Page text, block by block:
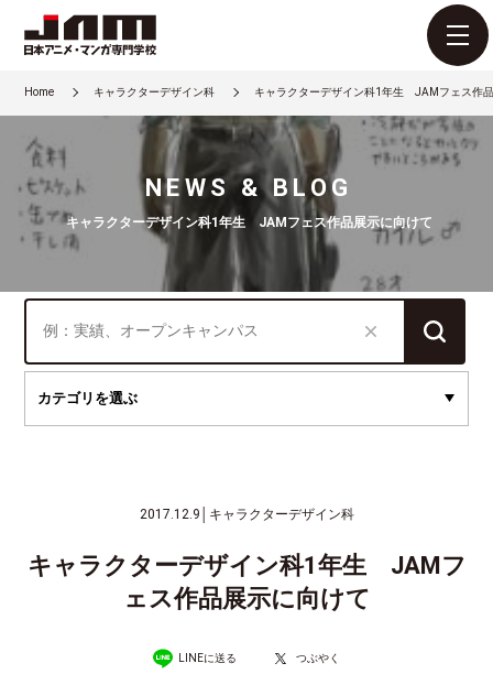
Home キャラクターデザイン科 キャラクターデザイン科1年生 JAMフェス作
NEWS & BLOG
キャラクターデザイン科1年生 JAMフェス作品展示に向けて
2017.12.9 キャラクターデザイン科
キャラクターデザイン科1年生 JAMフ
ェス作品展示に向けて
LINEに送る つぶやく